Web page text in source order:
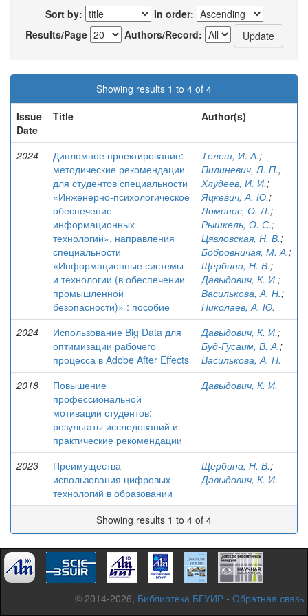
Sort by:
In order:
Results/Page
Authors/Record:
Showing results 1 to 4 of 4
Issue
Date
Title Author(s)
2024
Дипломное проектирование:
методические рекомендации
для студентов специальности
«Инженерно-психологическое
обеспечение
информационных
технологий», направления
специальности
«Информационные системы
и технологии (в обеспечении
промышленной
безопасности)» : пособие
Телеш, И. А.;
Пилиневич, Л. П.;
Хлудеев, И. И.;
Яцкевич, А. Ю.;
Ломонос, О. Л.;
Рышкель, О. С.;
Цявловская, Н. В.;
Бобровничая, М. А.;
Щербина, Н. В.;
Давыдович, К. И.;
Василькова, А. Н.;
Николаев, А. Ю.
2024
Использование Big Data для
оптимизации рабочего
процесса в Adobe After Effects
Давыдович, К. И.;
Буд-Гусаим, В. А.;
Василькова, А. Н.
2018
Повышение
профессиональной
мотивации студентов:
результаты исследований и
практические рекомендации
Давыдович, К. И.
2023
Преимущества
использования цифровых
технологий в образовании
Щербина, Н. В.;
Давыдович, К. И.
Showing results 1 to 4 of 4
© 2014-2026, Библиотека БГУИР - Обратная связь